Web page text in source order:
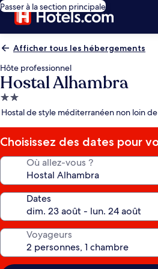
Passer à la section principale
Afficher tous les hébergements
Hôte professionnel
Hostal Alhambra
Hébergement
2.0 étoiles
Hostal de style méditerranéen non loin
Choisissez des dates pour
Où allez-vous ?
Dates
Voyageurs